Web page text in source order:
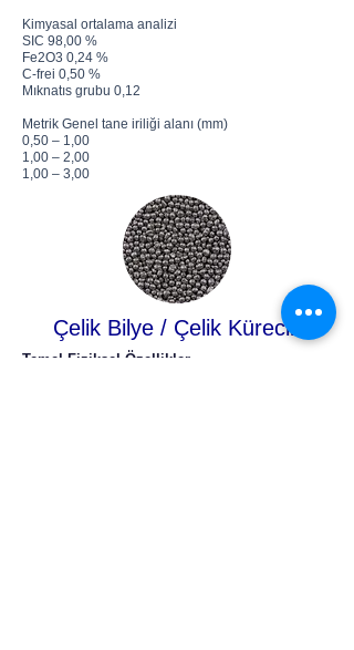
Kimyasal ortalama analizi
SIC 98,00 %
Fe2O3 0,24 %
C-frei 0,50 %
Mıknatıs grubu 0,12
Metrik Genel tane iriliği alanı (mm)
0,50 – 1,00
1,00 – 2,00
1,00 – 3,00
Çelik Bilye / Çelik Kürecik
Temel Fiziksel Özellikler